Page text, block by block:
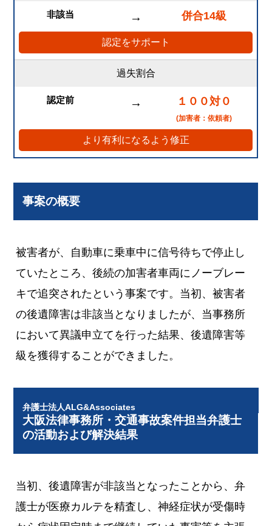
非該当 → 併合14級
認定をサポート
過失割合
認定前 → １００対０
(加害者：依頼者)
より有利になるよう修正
事案の概要
被害者が、自動車に乗車中に信号待ちで停止し
ていたところ、後続の加害者車両にノーブレー
キで追突されたという事案です。当初、被害者
の後遺障害は非該当となりましたが、当事務所
において異議申立てを行った結果、後遺障害等
級を獲得することができました。
弁護士法人ALG&Associates
大阪法律事務所・交通事故案件担当弁護士
の活動および解決結果
当初、後遺障害が非該当となったことから、弁
護士が医療カルテを精査し、神経症状が受傷時